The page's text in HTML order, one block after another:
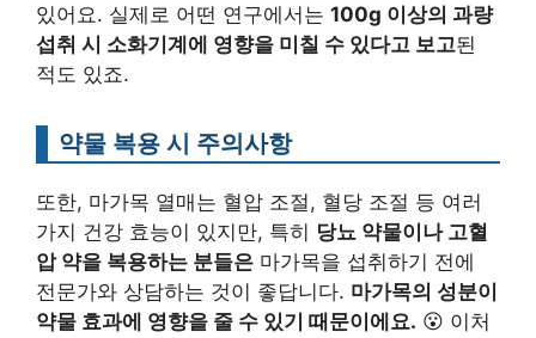
있어요. 실제로 어떤 연구에서는 100g 이상의 과량
섭취 시 소화기계에 영향을 미칠 수 있다고 보고된
적도 있죠.
약물 복용 시 주의사항
또한, 마가목 열매는 혈압 조절, 혈당 조절 등 여러
가지 건강 효능이 있지만, 특히 당뇨 약물이나 고혈
압 약을 복용하는 분들은 마가목을 섭취하기 전에
전문가와 상담하는 것이 좋답니다. 마가목의 성분이
약물 효과에 영향을 줄 수 있기 때문이에요. 😮 이처